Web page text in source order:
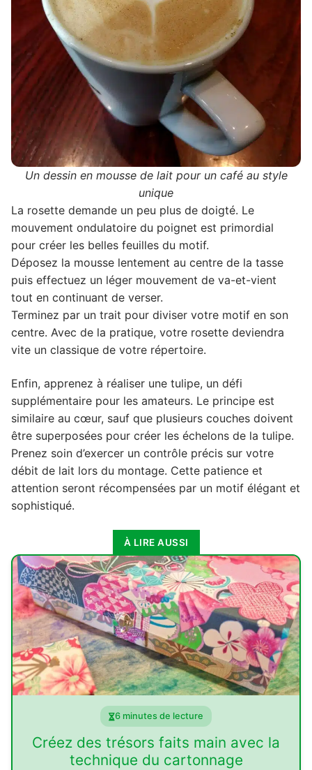
Un dessin en mousse de lait pour un café au style
unique
La rosette demande un peu plus de doigté. Le
mouvement ondulatoire du poignet est primordial
pour créer les belles feuilles du motif.
Déposez la mousse lentement au centre de la tasse
puis effectuez un léger mouvement de va-et-vient
tout en continuant de verser.
Terminez par un trait pour diviser votre motif en son
centre. Avec de la pratique, votre rosette deviendra
vite un classique de votre répertoire.
Enfin, apprenez à réaliser une tulipe, un défi
supplémentaire pour les amateurs. Le principe est
similaire au cœur, sauf que plusieurs couches doivent
être superposées pour créer les échelons de la tulipe.
Prenez soin d’exercer un contrôle précis sur votre
débit de lait lors du montage. Cette patience et
attention seront récompensées par un motif élégant et
sophistiqué.
À LIRE AUSSI
6 minutes de lecture
Créez des trésors faits main avec la
technique du cartonnage